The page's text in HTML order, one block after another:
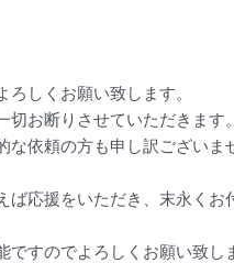
しくお願い致します。
お断りさせていただきます
依頼の方も申し訳ございま
応援をいただき、末永く
すのでよろしくお願い致し